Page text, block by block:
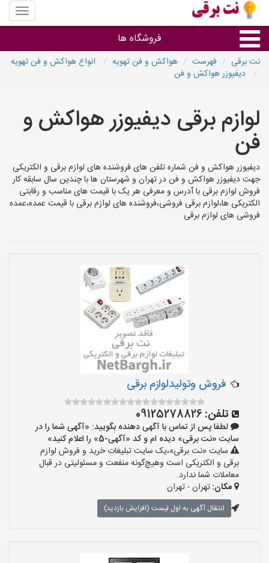
منوی
سایت
برقی
فروشگاه ها
سایر گروه ها
نت برقی فهرست هواکش و فن تهویه
انواع هواکش و فن تهویه
دیفیوزر هواکش و فن
لوازم برقی دیفیوزر هواکش و
فن
دیفیوزر هواکش و فن شماره تلفن های فروشنده های لوازم برقی و الکتریکی
جهت دیفیوزر هواکش و فن در تهران و شهرستان ها با چندین سال سابقه کار
فروش لوازم برقی با آدرس و معرفی هر یک با قیمت های مناسب و رقابتی
الکتریکی ها،لوازم برقی فروشی،فروشنده های لوازم برقی با قیمت عمده،عمده
فروشی های لوازم برقی
فروش وتولیدلوازم برقی
تلفن: 09125278826
لطفا پس از تماس با آگهی دهنده بگویید: «آگهی شما را در
سایت «نت برقی» دیده ام و کد «آگهی-5» را اعلام کنید»
سایت «نت برقی»،یک سایت تبلیغات خرید و فروش لوازم
برقی و الکتریکی است وهیچ‌گونه منفعت و مسئولیتی در قبال
معاملات شما ندارد.
مکان:تهران - تهران
انتقال آگهی به اول لیست (افزایش بازدید)